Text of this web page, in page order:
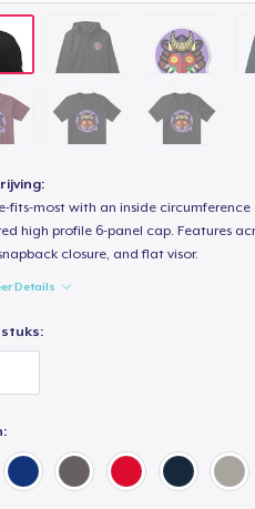
fits-most with an inside circumference
high profile 6-panel cap. Features
closure, and flat visor.
Details